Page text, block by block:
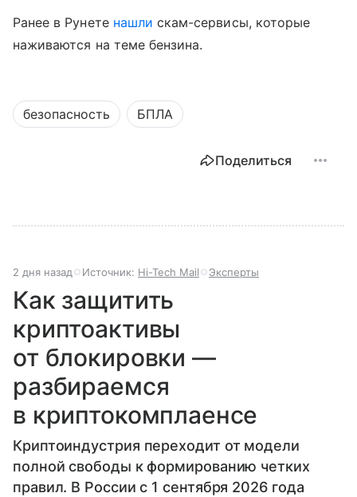
Ранее в Рунете нашли скам-сервисы, которые
наживаются на теме бензина.
безопасность БПЛА
Поделиться
2 дня назад Источник: Hi-Tech Mail Эксперты
Как защитить
криптоактивы
от блокировки —
разбираемся
в криптокомплаенсе
Криптоиндустрия переходит от модели
полной свободы к формированию четких
правил. В России с 1 сентября 2026 года